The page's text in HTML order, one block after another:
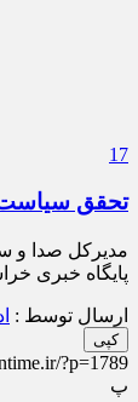
17
تحقق سیاست
مدیرکل صدا و
پایگاه خبری
ارسال توسط :
کپی
?p=1789
پ